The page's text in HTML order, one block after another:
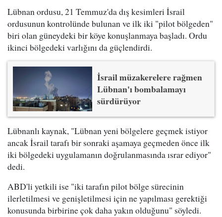
Lübnan ordusu, 21 Temmuz'da dış kesimleri İsrail
ordusunun kontrolünde bulunan ve ilk iki "pilot bölgeden"
biri olan güneydeki bir köye konuşlanmaya başladı. Ordu
ikinci bölgedeki varlığını da güçlendirdi.
İsrail müzakerelere rağmen
Lübnan'ı bombalamayı
sürdürüyor
Lübnanlı kaynak, "Lübnan yeni bölgelere geçmek istiyor
ancak İsrail tarafı bir sonraki aşamaya geçmeden önce ilk
iki bölgedeki uygulamanın doğrulanmasında ısrar ediyor"
dedi.
ABD'li yetkili ise "iki tarafın pilot bölge sürecinin
ilerletilmesi ve genişletilmesi için ne yapılması gerektiği
konusunda birbirine çok daha yakın olduğunu" söyledi.